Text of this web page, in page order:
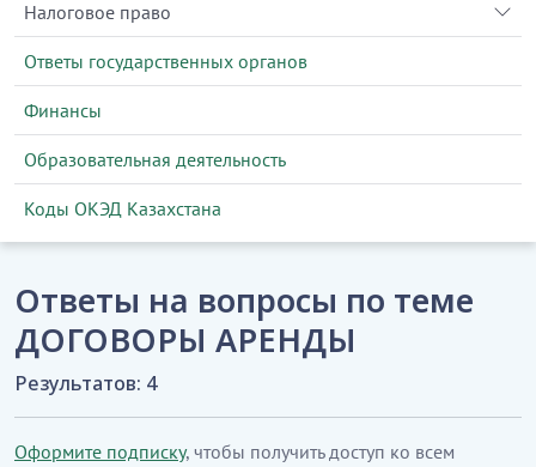
Налоговое право
Ответы государственных органов
Финансы
Образовательная деятельность
Коды ОКЭД Казахстана
Ответы на вопросы по теме
ДОГОВОРЫ АРЕНДЫ
Результатов: 4
Оформите подписку, чтобы получить доступ ко всем